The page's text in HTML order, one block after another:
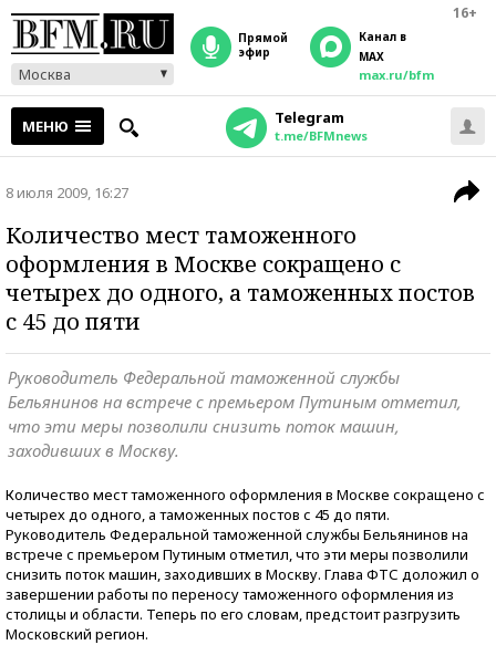
16+
Москва
прямой
эфир
Канал в
MAX
max.ru/bfm
МЕНЮ Telegram
t.me/BFMnews
8 июля 2009, 16:27
Количество мест таможенного
оформления в Москве сокращено с
четырех до одного, а таможенных постов
с 45 до пяти
Руководитель Федеральной таможенной службы
Бельянинов на встрече с премьером Путиным отметил,
что эти меры позволили снизить поток машин,
заходивших в Москву.
Количество мест таможенного оформления в Москве сокращено с
четырех до одного, а таможенных постов с 45 до пяти.
Руководитель Федеральной таможенной службы Бельянинов на
встрече с премьером Путиным отметил, что эти меры позволили
снизить поток машин, заходивших в Москву. Глава ФТС доложил о
завершении работы по переносу таможенного оформления из
столицы и области. Теперь по его словам, предстоит разгрузить
Московский регион.